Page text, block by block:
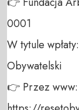
0001
W tytule
Obywatelski
👉 Przez www: